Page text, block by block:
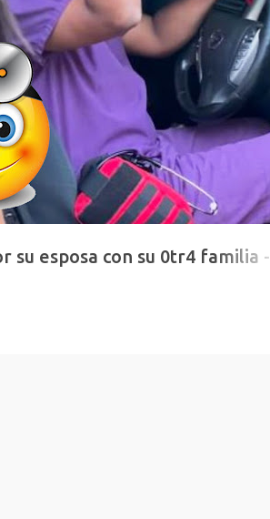
su esposa con su 0tr4 familia -